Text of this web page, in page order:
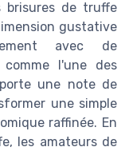
brisures de truffe
gustative
avec de
comme l'une des
une note de
une simple
raffinée. En
les amateurs de